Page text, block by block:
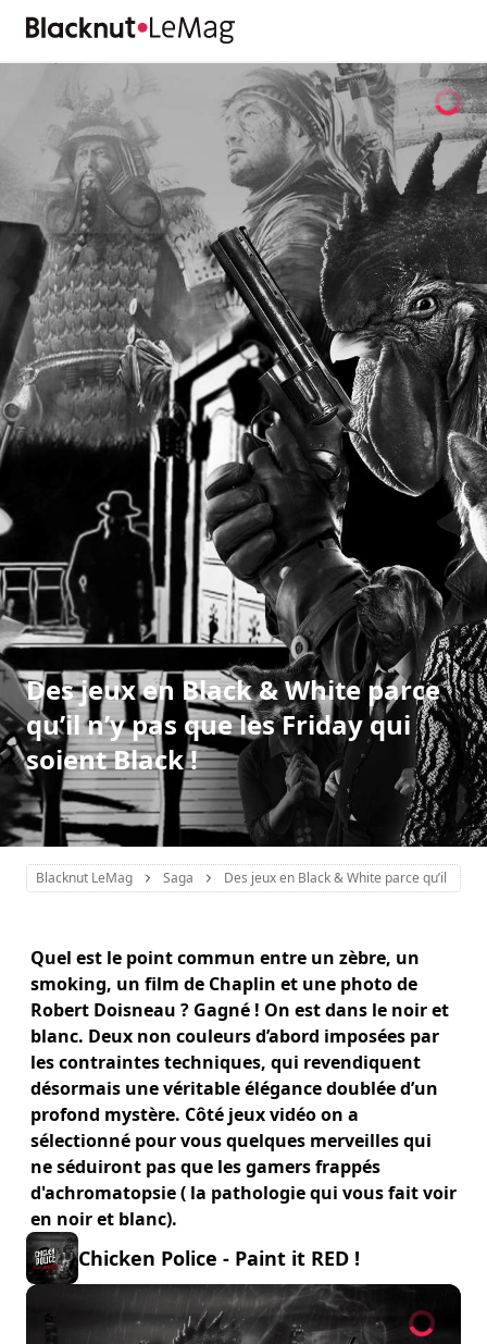
Des jeux en Black & White parce
qu’il n’y pas que les Friday qui
soient Black !
Blacknut LeMag Saga Des jeux en Black & White parce qu’il n’y
Quel est le point commun entre un zèbre, un
smoking, un film de Chaplin et une photo de
Robert Doisneau ? Gagné ! On est dans le noir et
blanc. Deux non couleurs d’abord imposées par
les contraintes techniques, qui revendiquent
désormais une véritable élégance doublée d’un
profond mystère. Côté jeux vidéo on a
sélectionné pour vous quelques merveilles qui
ne séduiront pas que les gamers frappés
d'achromatopsie ( la pathologie qui vous fait voir
en noir et blanc).
Chicken Police - Paint it RED !